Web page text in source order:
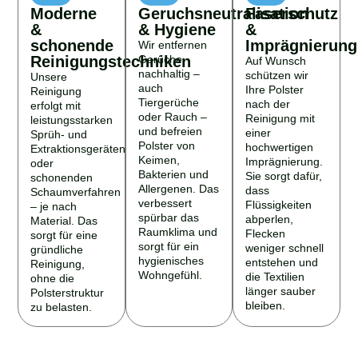
Moderne
&
schonende
Reinigungstechniken
Unsere
Reinigung
erfolgt mit
leistungsstarken
Sprüh- und
Extraktionsgeräten
oder
schonenden
Schaumverfahren
– je nach
Material. Das
sorgt für eine
gründliche
Reinigung,
ohne die
Polsterstruktur
zu belasten.
Geruchsneutralisation
& Hygiene
Wir entfernen
Gerüche
nachhaltig –
auch
Tiergerüche
oder Rauch –
und befreien
Polster von
Keimen,
Bakterien und
Allergenen. Das
verbessert
spürbar das
Raumklima und
sorgt für ein
hygienisches
Wohngefühl.
Faserschutz
&
Imprägnierung
Auf Wunsch
schützen wir
Ihre Polster
nach der
Reinigung mit
einer
hochwertigen
Imprägnierung.
Sie sorgt dafür,
dass
Flüssigkeiten
abperlen,
Flecken
weniger schnell
entstehen und
die Textilien
länger sauber
bleiben.